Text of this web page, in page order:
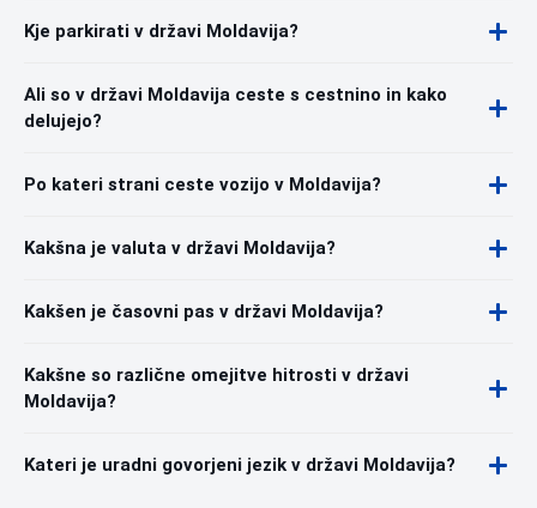
Kje parkirati v državi Moldavija?
Ali so v državi Moldavija ceste s cestnino in kako
delujejo?
Po kateri strani ceste vozijo v Moldavija?
Kakšna je valuta v državi Moldavija?
Kakšen je časovni pas v državi Moldavija?
Kakšne so različne omejitve hitrosti v državi
Moldavija?
Kateri je uradni govorjeni jezik v državi Moldavija?